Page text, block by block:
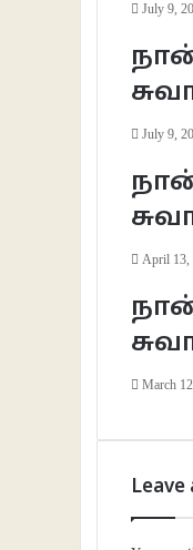
July 9,
July 9,
April 13,
March
Leave